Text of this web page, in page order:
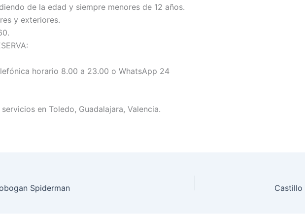
de la edad y siempre menores de 12 años.
y exteriores.
horario 8.00 a 23.00 o WhatsApp 24
en Toledo, Guadalajara, Valencia.
Spiderman Castillo